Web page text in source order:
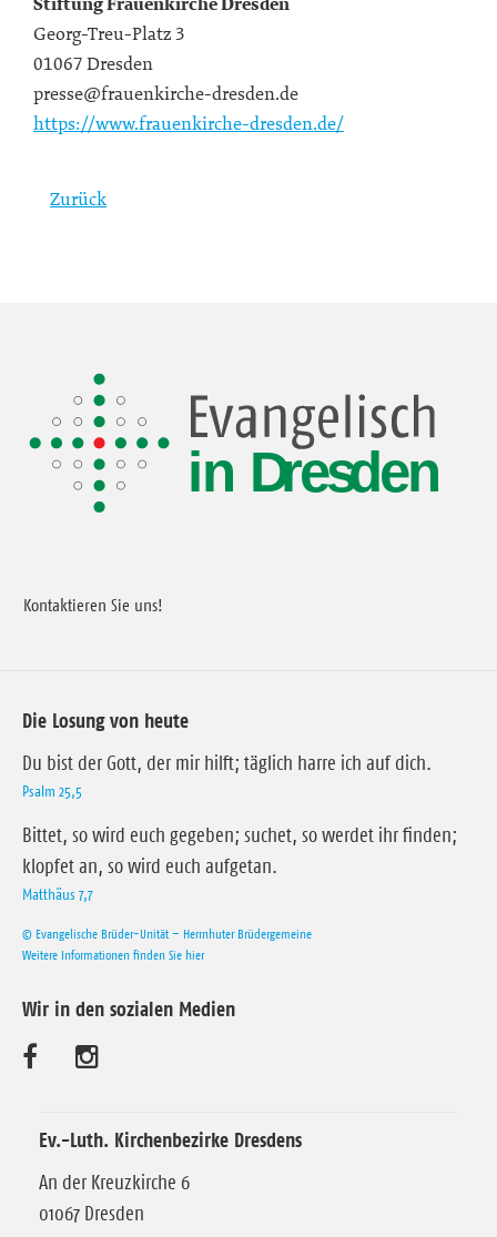
Georg-Treu-Platz 3
01067 Dresden
presse@frauenkirche-dresden.de
https://www.frauenkirche-dresden.de/
Zurück
Kontaktieren Sie uns!
Die Losung von heute
Du bist der Gott, der mir hilft; täglich harre ich auf dich.
Psalm 25,5
Bittet, so wird euch gegeben; suchet, so werdet ihr finden;
klopfet an, so wird euch aufgetan.
Matthäus 7,7
© Evangelische Brüder-Unität – Herrnhuter Brüdergemeine
Weitere Informationen finden Sie hier
Wir in den sozialen Medien
s
u
c
B
s
u
c
Ev.-Luth. Kirchenbezirke Dresdens
An der Kreuzkirche 6
01067 Dresden